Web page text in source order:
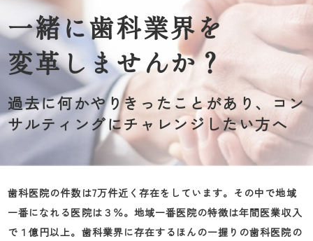
一緒に歯科業界を
変革しませんか？
過去に何かやりきったことがあり、コン
サルティングにチャレンジしたい方へ
歯科医院の件数は7万件近く存在をしています。その中で地域
一番になれる医院は３％。地域一番医院の特徴は年間医業収入
で１億円以上。歯科業界に存在するほんの一握りの歯科医院の